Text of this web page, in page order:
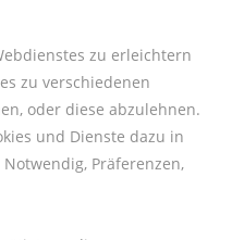
zu erleichtern
zu verschiedenen
oder diese abzulehnen.
und Dienste dazu in
Präferenzen,